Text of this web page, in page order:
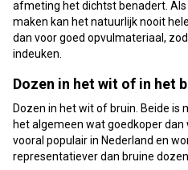
afmeting het dichtst benadert.
maken kan het natuurlijk nooit
dan voor goed opvulmateriaal,
indeuken.
Dozen in het wit of in het
Dozen in het wit of bruin. Beide is
het algemeen wat goedkoper
vooral populair in Nederland en
representatiever dan bruine dozen.